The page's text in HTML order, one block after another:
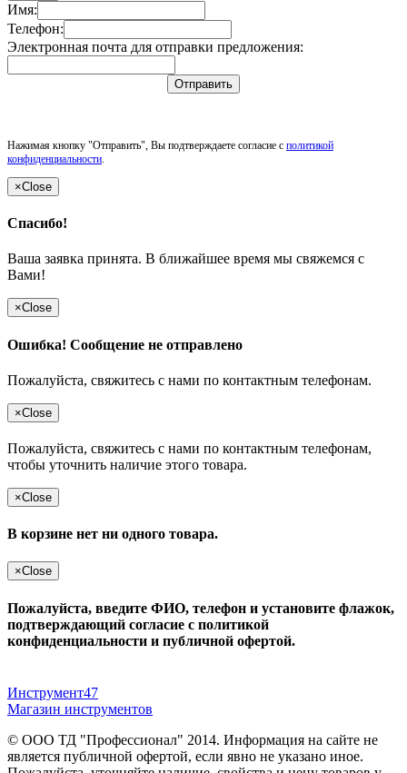
Имя:
Телефон:
Электронная почта для отправки предложения:
Отправить
Нажимая кнопку "Отправить", Вы подтверждаете согласие с политикой
конфиденциальности.
×Close
Спасибо!
Ваша заявка принята. В ближайшее время мы свяжемся с
Вами!
×Close
Ошибка! Сообщение не отправлено
Пожалуйста, свяжитесь с нами по контактным телефонам.
×Close
Пожалуйста, свяжитесь с нами по контактным телефонам,
чтобы уточнить наличие этого товара.
×Close
В корзине нет ни одного товара.
×Close
Пожалуйста, введите ФИО, телефон и установите флажок,
подтверждающий согласие с политикой
конфиденциальности и публичной офертой.
Инструмент47
Магазин инструментов
© ООО ТД "Профессионал" 2014. Информация на сайте не
является публичной офертой, если явно не указано иное.